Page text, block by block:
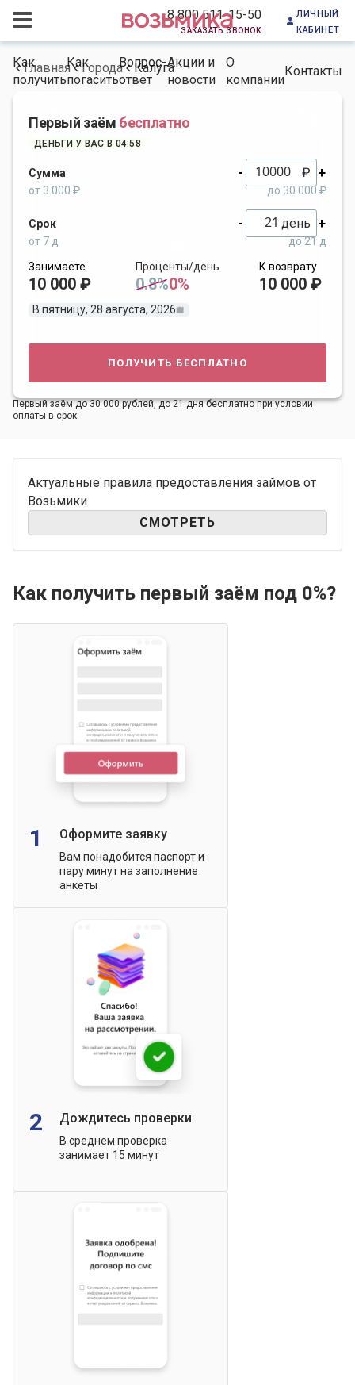
8 800 511-15-50
заказать звонок
личный
кабинет
Как
получить
Как
погасить
Вопрос-
ответ
Акции и
новости
О
компании
Контакты
Главная Города Калуга
Первый заём бесплатно
ДЕНЬГИ У ВАС В 04:58
Сумма - ₽ +
от 3 000 ₽ до 30 000 ₽
Срок - день +
от 7 д
до 21 д
Занимаете
10 000 ₽
Проценты/день
0.8%0%
К возврату
10 000 ₽
В пятницу, 28 августа, 2026
получить бесплатно
Первый заём до 30 000 рублей, до 21 дня бесплатно при условии
оплаты в срок
Актуальные правила предоставления займов от
Возьмики
СМОТРЕТЬ
Как получить первый заём под 0%?
1 Оформите заявку
Вам понадобится паспорт и
пару минут на заполнение
анкеты
2 Дождитесь проверки
В среднем проверка
занимает 15 минут